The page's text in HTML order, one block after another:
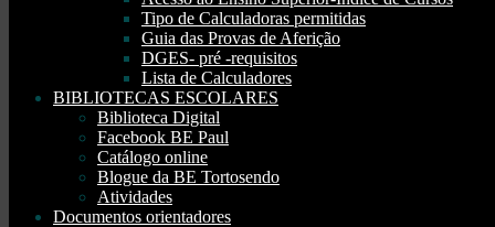
Tipo de Calculadoras permitidas
Guia das Provas de Aferição
DGES- pré -requisitos
Lista de Calculadores
BIBLIOTECAS ESCOLARES
Biblioteca Digital
Facebook BE Paul
Catálogo online
Blogue da BE Tortosendo
Atividades
Documentos orientadores